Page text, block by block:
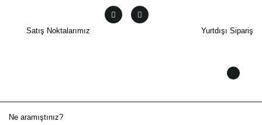
Satış Noktalarımız Yurtdışı Sipariş